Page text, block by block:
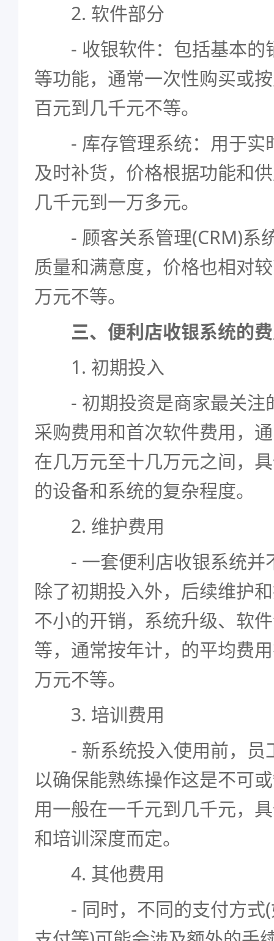
2. 软件部分
- 收银软件：包括基本的
等功能，通常一次性购买或
百元到几千元不等。
- 库存管理系统：用于实
及时补货，价格根据功能和
几千元到一万多元。
- 顾客关系管理(CRM)系
质量和满意度，价格也相对
万元不等。
三、便利店收银系统的
1. 初期投入
- 初期投资是商家最关注
采购费用和首次软件费用，
在几万元至十几万元之间，
的设备和系统的复杂程度。
2. 维护费用
- 一套便利店收银系统并
除了初期投入外，后续维护
不小的开销，系统升级、软
等，通常按年计，的平均费
万元不等。
3. 培训费用
- 新系统投入使用前，员
以确保能熟练操作这是不可
用一般在一千元到几千元，
和培训深度而定。
4. 其他费用
- 同时，不同的支付方式(